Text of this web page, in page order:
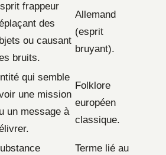
frappeur
des
ou causant
bruits.
Allemand
(esprit
bruyant).
qui semble
une mission
un message à
Folklore
européen
classique.
Terme lié au